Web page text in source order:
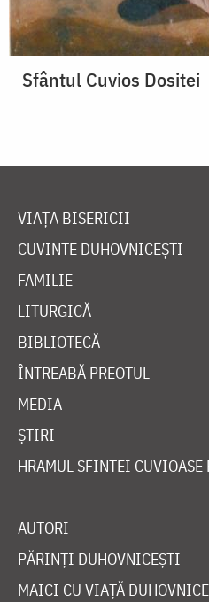
Sfântul Cuvios Dositei
VIAȚA BISERICII
CUVINTE DUHOVNICEȘTI
FAMILIE
LITURGICĂ
BIBLIOTECĂ
ÎNTREABĂ PREOTUL
MEDIA
ȘTIRI
HRAMUL SFINTEI CUVIOASE
AUTORI
PĂRINȚI DUHOVNICEȘTI
MAICI CU VIAȚĂ